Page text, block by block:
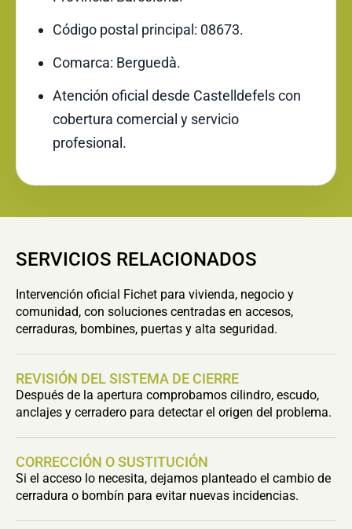
Código postal principal: 08673.
Comarca: Berguedà.
Atención oficial desde Castelldefels con
cobertura comercial y servicio
profesional.
SERVICIOS RELACIONADOS
Intervención oficial Fichet para vivienda, negocio y
comunidad, con soluciones centradas en accesos,
cerraduras, bombines, puertas y alta seguridad.
REVISIÓN DEL SISTEMA DE CIERRE
Después de la apertura comprobamos cilindro, escudo,
anclajes y cerradero para detectar el origen del problema.
CORRECCIÓN O SUSTITUCIÓN
Si el acceso lo necesita, dejamos planteado el cambio de
cerradura o bombín para evitar nuevas incidencias.